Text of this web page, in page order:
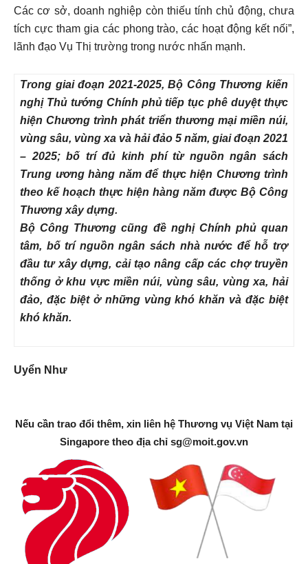
Các cơ sở, doanh nghiệp còn thiếu tính chủ động, chưa
tích cực tham gia các phong trào, các hoạt động kết nối”,
lãnh đạo Vụ Thị trường trong nước nhấn mạnh.
Trong giai đoạn 2021-2025, Bộ Công Thương kiến
nghị Thủ tướng Chính phủ tiếp tục phê duyệt thực
hiện Chương trình phát triển thương mại miền núi,
vùng sâu, vùng xa và hải đảo 5 năm, giai đoạn 2021
– 2025; bố trí đủ kinh phí từ nguồn ngân sách
Trung ương hàng năm để thực hiện Chương trình
theo kế hoạch thực hiện hàng năm được Bộ Công
Thương xây dựng.
Bộ Công Thương cũng đề nghị Chính phủ quan
tâm, bố trí nguồn ngân sách nhà nước để hỗ trợ
đầu tư xây dựng, cải tạo nâng cấp các chợ truyền
thống ở khu vực miền núi, vùng sâu, vùng xa, hải
đảo, đặc biệt ở những vùng khó khăn và đặc biệt
khó khăn.
Uyển Như
Nếu cần trao đổi thêm, xin liên hệ Thương vụ Việt Nam tại
Singapore theo địa chỉ sg@moit.gov.vn